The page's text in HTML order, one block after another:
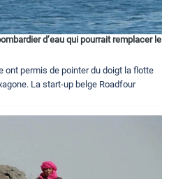
d’eau qui pourrait remplacer le
ont permis de pointer du doigt la flotte
La start-up belge Roadfour